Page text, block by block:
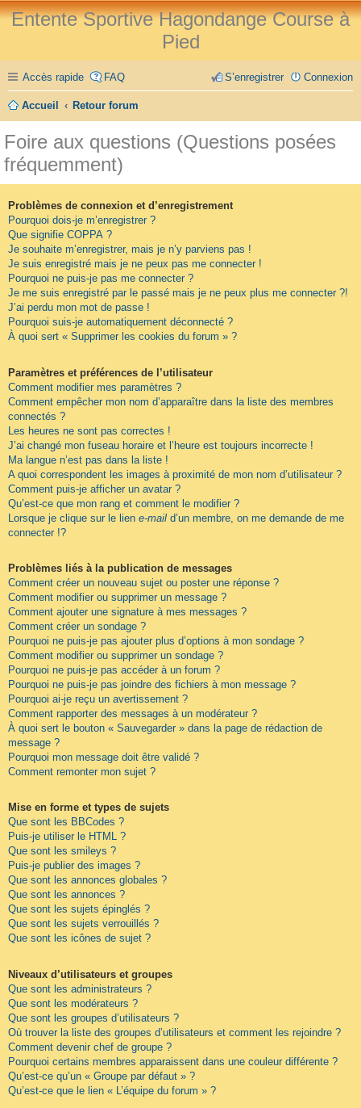
Entente Sportive Hagondange Course à
Pied
Accès rapide FAQ Connexion
S’enregistrer
Accueil Retour forum
Foire aux questions (Questions posées
fréquemment)
Problèmes de connexion et d’enregistrement
Pourquoi dois-je m’enregistrer ?
Que signifie COPPA ?
Je souhaite m’enregistrer, mais je n’y parviens pas !
Je suis enregistré mais je ne peux pas me connecter !
Pourquoi ne puis-je pas me connecter ?
Je me suis enregistré par le passé mais je ne peux plus me connecter ?!
J’ai perdu mon mot de passe !
Pourquoi suis-je automatiquement déconnecté ?
À quoi sert « Supprimer les cookies du forum » ?
Paramètres et préférences de l’utilisateur
Comment modifier mes paramètres ?
Comment empêcher mon nom d’apparaître dans la liste des membres
connectés ?
Les heures ne sont pas correctes !
J’ai changé mon fuseau horaire et l’heure est toujours incorrecte !
Ma langue n’est pas dans la liste !
A quoi correspondent les images à proximité de mon nom d’utilisateur ?
Comment puis-je afficher un avatar ?
Qu’est-ce que mon rang et comment le modifier ?
Lorsque je clique sur le lien e-mail d’un membre, on me demande de me
connecter !?
Problèmes liés à la publication de messages
Comment créer un nouveau sujet ou poster une réponse ?
Comment modifier ou supprimer un message ?
Comment ajouter une signature à mes messages ?
Comment créer un sondage ?
Pourquoi ne puis-je pas ajouter plus d’options à mon sondage ?
Comment modifier ou supprimer un sondage ?
Pourquoi ne puis-je pas accéder à un forum ?
Pourquoi ne puis-je pas joindre des fichiers à mon message ?
Pourquoi ai-je reçu un avertissement ?
Comment rapporter des messages à un modérateur ?
À quoi sert le bouton « Sauvegarder » dans la page de rédaction de
message ?
Pourquoi mon message doit être validé ?
Comment remonter mon sujet ?
Mise en forme et types de sujets
Que sont les BBCodes ?
Puis-je utiliser le HTML ?
Que sont les smileys ?
Puis-je publier des images ?
Que sont les annonces globales ?
Que sont les annonces ?
Que sont les sujets épinglés ?
Que sont les sujets verrouillés ?
Que sont les icônes de sujet ?
Niveaux d’utilisateurs et groupes
Que sont les administrateurs ?
Que sont les modérateurs ?
Que sont les groupes d’utilisateurs ?
Où trouver la liste des groupes d’utilisateurs et comment les rejoindre ?
Comment devenir chef de groupe ?
Pourquoi certains membres apparaissent dans une couleur différente ?
Qu’est-ce qu’un « Groupe par défaut » ?
Qu’est-ce que le lien « L’équipe du forum » ?